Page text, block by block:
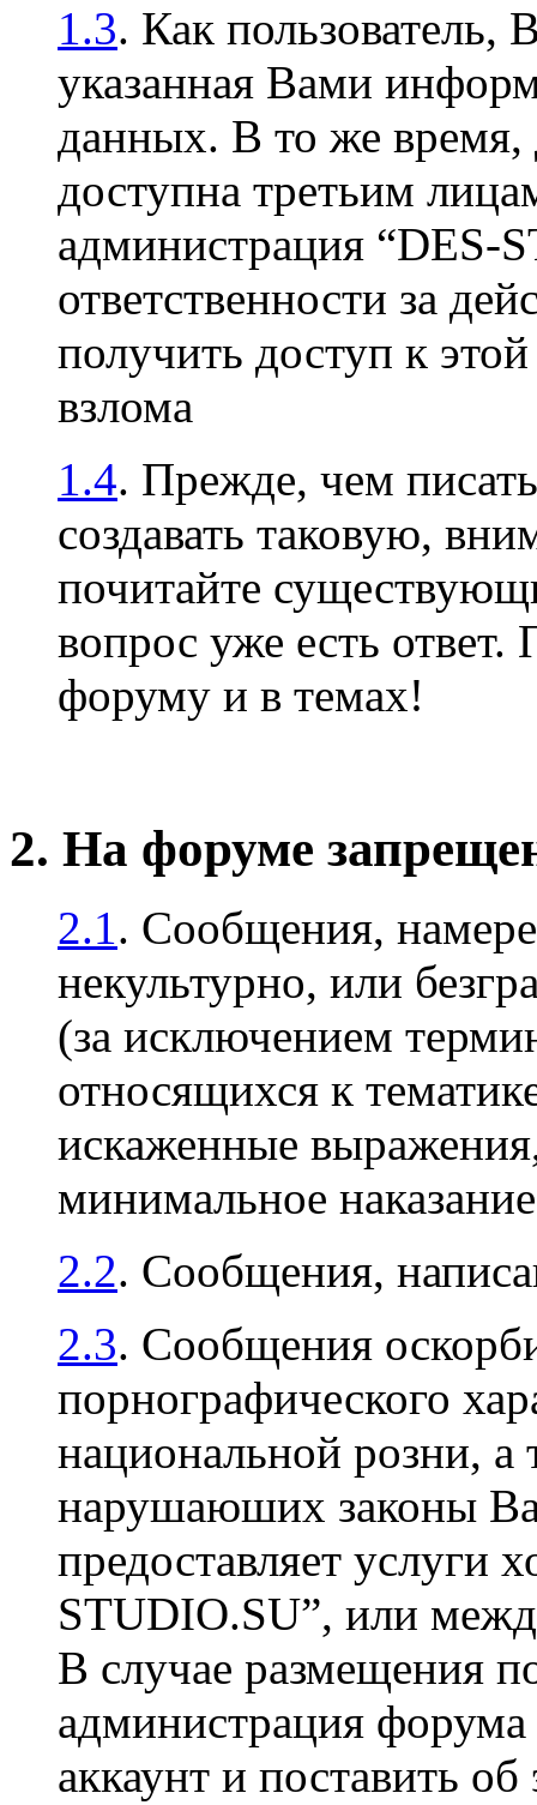
1.3. Как пользователь,
указанная Вами
данных. В то же время,
доступна третьим
администрация “DES-
ответственности за
получить доступ к
взлома
1.4. Прежде, чем
создавать таковую,
почитайте
вопрос уже есть ответ.
форуму и в темах!
2. На форуме
2.1. Сообщения,
некультурно, или
(за исключением
относящихся к
искаженные
минимальное
2.2. Сообщения,
2.3. Сообщения
порнографического
национальной розни, а
нарушаюших законы
предоставляет услуги
STUDIO.SU”, или
В случае размещения
администрация
аккаунт и поставить